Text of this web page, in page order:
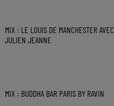
MIX : LE LOUIS DE MANCHESTER AVEC
JULIEN JEANNE
MIX : BUDDHA BAR PARIS BY RAVIN